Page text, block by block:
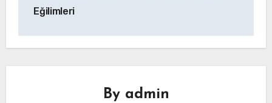
Eğilimleri
By admin